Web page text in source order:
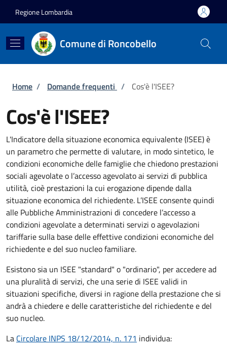
Regione Lombardia
Comune di Roncobello
Briciole di pane
Home / Domande frequenti / Cos'è l'ISEE?
Cos'è l'ISEE?
L'Indicatore della situazione economica equivalente (ISEE) è
un parametro che permette di valutare, in modo sintetico, le
condizioni economiche delle famiglie che chiedono prestazioni
sociali agevolate o l’accesso agevolato ai servizi di pubblica
utilità, cioè prestazioni la cui erogazione dipende dalla
situazione economica del richiedente. L’ISEE consente quindi
alle Pubbliche Amministrazioni di concedere l’accesso a
condizioni agevolate a determinati servizi o agevolazioni
tariffarie sulla base delle effettive condizioni economiche del
richiedente e del suo nucleo familiare.
Esistono sia un ISEE "standard" o "ordinario", per accedere ad
una pluralità di servizi, che una serie di ISEE validi in
situazioni specifiche, diversi in ragione della prestazione che si
andrà a chiedere e delle caratteristiche del richiedente e del
suo nucleo.
La Circolare INPS 18/12/2014, n. 171 individua: